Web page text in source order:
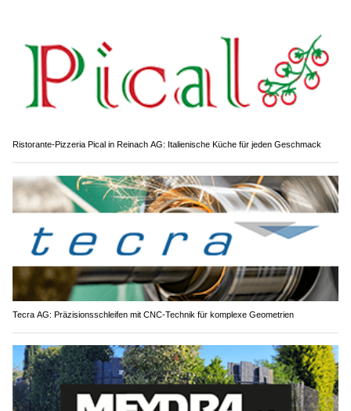
Ristorante-Pizzeria Pical in Reinach AG: Italienische Küche für jeden Geschmack
Tecra AG: Präzisionsschleifen mit CNC-Technik für komplexe Geometrien